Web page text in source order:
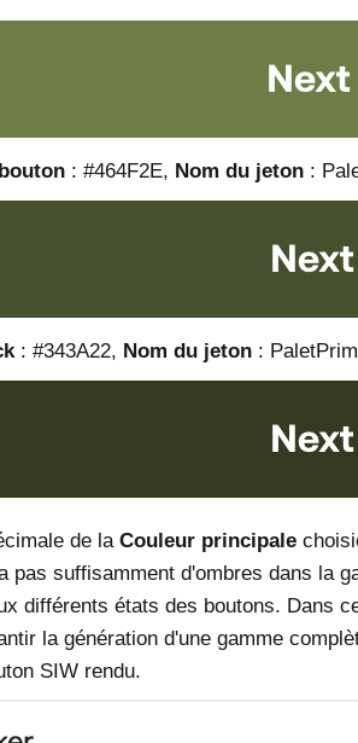
: #464F2E, Nom du jeton:
: #343A22, Nom du jeton:
de la Couleur principale
pas suffisamment d'ombres dans la
différents états des boutons. Dans
la génération d'une gamme
SIW rendu.